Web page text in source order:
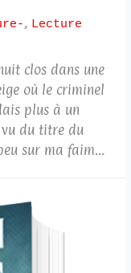
, Lecture
clos dans une
où le criminel
plus à un
vu du titre du
sur ma faim…